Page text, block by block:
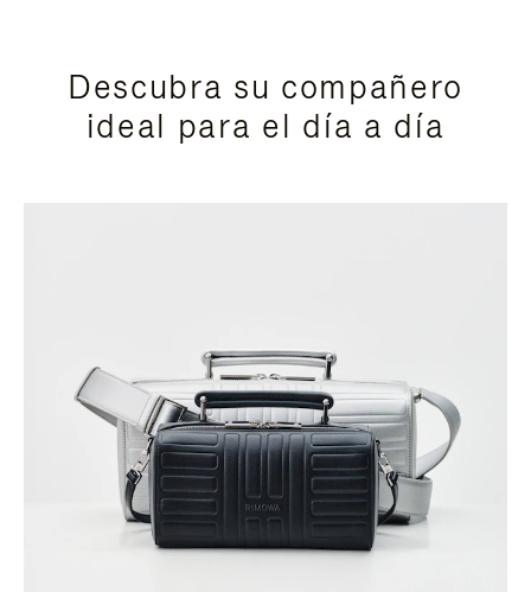
Descubra su compañero
ideal para el día a día